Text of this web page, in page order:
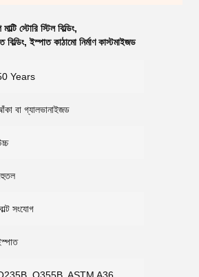
স্টোরি স্টিল বিল্ডিং,
বিল্ডিং,ইস্পাত কাঠামো নির্মাণ কাস্টমাইজড
Years
বা গ্যালভানাইজড
সংযোগ